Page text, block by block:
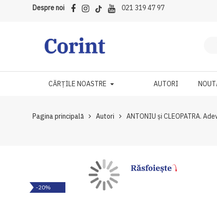
Despre noi 021 319 47 97
CĂRȚILE NOASTRE AUTORI
Pagina principală Autori ANTONIU și CLEOPATRA.
to-20%